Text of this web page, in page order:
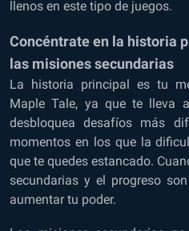
llenos en este tipo de juegos.
Concéntrate en la historia
las misiones secundarias
La historia principal es tu
Maple Tale, ya que te lleva
desbloquea desafíos más
momentos en los que la
que te quedes estancado.
secundarias y el progreso
aumentar tu poder.